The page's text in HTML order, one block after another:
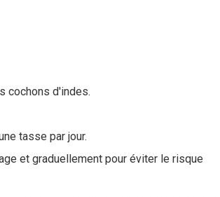
cochons d'indes.
tasse par jour.
et graduellement pour éviter le risque